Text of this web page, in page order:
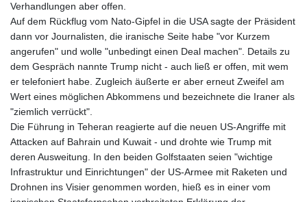
Verhandlungen aber offen.
Auf dem Rückflug vom Nato-Gipfel in die USA sagte der Präsident
dann vor Journalisten, die iranische Seite habe "vor Kurzem
angerufen" und wolle "unbedingt einen Deal machen". Details zu
dem Gespräch nannte Trump nicht - auch ließ er offen, mit wem
er telefoniert habe. Zugleich äußerte er aber erneut Zweifel am
Wert eines möglichen Abkommens und bezeichnete die Iraner als
"ziemlich verrückt".
Die Führung in Teheran reagierte auf die neuen US-Angriffe mit
Attacken auf Bahrain und Kuwait - und drohte wie Trump mit
deren Ausweitung. In den beiden Golfstaaten seien "wichtige
Infrastruktur und Einrichtungen" der US-Armee mit Raketen und
Drohnen ins Visier genommen worden, hieß es in einer vom